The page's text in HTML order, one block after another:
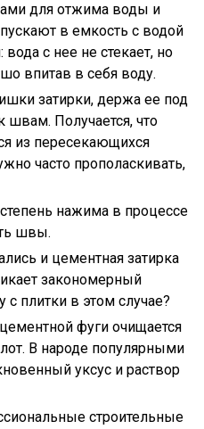
для отжима воды и
в емкость с водой
с нее не стекает, но
впитав в себя воду.
затирки, держа ее под
швам. Получается, что
из пересекающихся
часто прополаскивать,
нажима в процессе
швы.
и цементная затирка
закономерный
с плитки в этом случае?
фуги очищается
В народе популярными
уксус и раствор
строительные